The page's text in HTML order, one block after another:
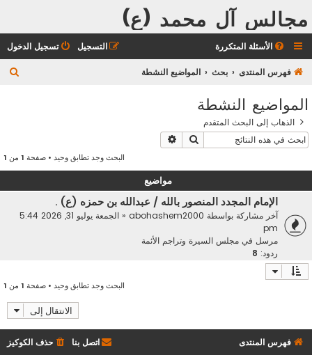
مجالس آل محمد (ع)
الأسئلة المتكررة تسجيل الدخول التسجيل
فهرس المنتدى بحث المواضيع النشطة
المواضيع النشطة
الذهاب إلى البحث المتقدم
بحث
البحث وجد تطابق وحيد • صفحة 1 من 1
مواضيع
الإمام المجدد المنصور بالله / عبدالله بن حمزه (ع) .
آخر مشاركة بواسطة abohashem2000
«
الجمعة يوليو 31, 2026 5:44
pm
مرسل في مجلس السيرة وتراجم الأئمة
ردود: 8
البحث وجد تطابق وحيد • صفحة 1 من 1
الانتقال إلى
فهرس المنتدى حذف الكوكيز اتصل بنا